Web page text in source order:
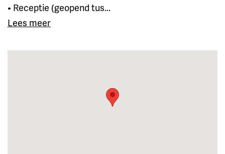
• Receptie (geopend tus...
Lees meer